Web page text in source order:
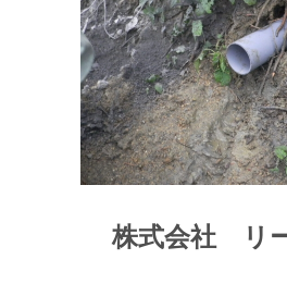
株式会社 リ